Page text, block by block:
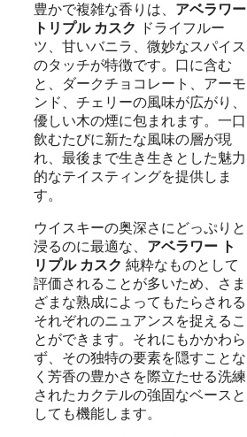
豊かで複雑な香りは、 アベラワー
トリプル カスク ドライフルー
ツ、甘いバニラ、微妙なスパイス
のタッチが特徴です。口に含む
と、ダークチョコレート、アーモ
ンド、チェリーの風味が広がり、
優しい木の煙に包まれます。一口
飲むたびに新たな風味の層が現
れ、最後まで生き生きとした魅力
的なテイスティングを提供しま
す。
ウイスキーの奥深さにどっぷりと
浸るのに最適な、 アベラワー ト
リプル カスク 純粋なものとして
評価されることが多いため、さま
ざまな熟成によってもたらされる
それぞれのニュアンスを捉えるこ
とができます。それにもかかわら
ず、その独特の要素を隠すことな
く芳香の豊かさを際立たせる洗練
されたカクテルの強固なベースと
しても機能します。